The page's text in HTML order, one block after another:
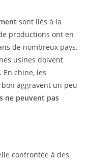
sont liés à la
productions ont en
de nombreux pays.
usines doivent
chine, les
aggravent un peu
ne peuvent pas
confrontée à des